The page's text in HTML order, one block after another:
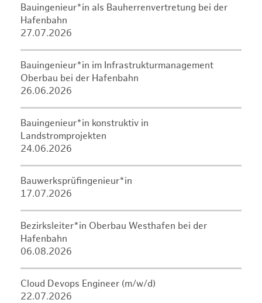
Bauingenieur*in als Bauherrenvertretung bei der
Hafenbahn
27.07.2026
Bauingenieur*in im Infrastrukturmanagement
Oberbau bei der Hafenbahn
26.06.2026
Bauingenieur*in konstruktiv in
Landstromprojekten
24.06.2026
Bauwerksprüfingenieur*in
17.07.2026
Bezirksleiter*in Oberbau Westhafen bei der
Hafenbahn
06.08.2026
Cloud Devops Engineer (m/w/d)
22.07.2026